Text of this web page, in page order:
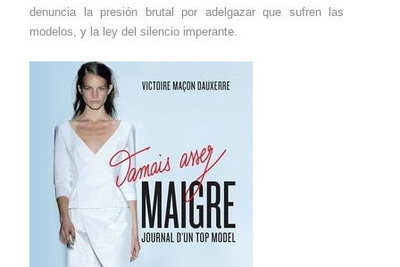
denuncia la presión brutal por adelgazar que sufren las
modelos, y la ley del silencio imperante.